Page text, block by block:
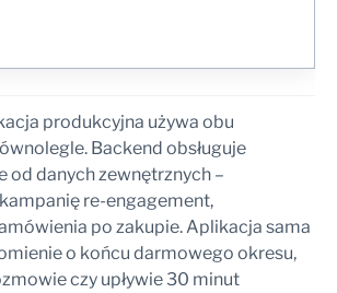
produkcyjna używa obu
Backend obsługuje
od danych zewnętrznych –
re-engagement,
po zakupie. Aplikacja sama
o końcu darmowego okresu,
czy upływie 30 minut